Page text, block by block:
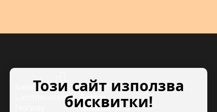
Този сайт използва
бисквитки!